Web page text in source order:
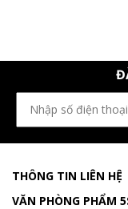
THÔNG TIN LIÊN HỆ
VĂN PHÒNG PHẨM